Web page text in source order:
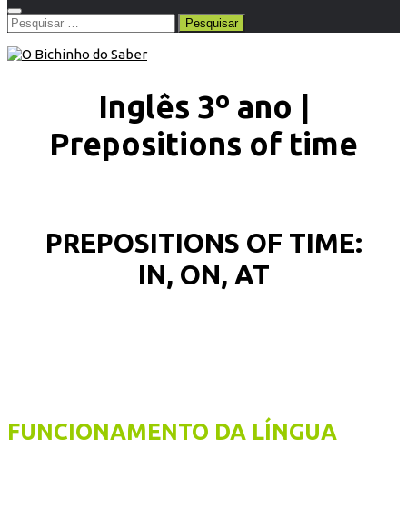
Pesquisar
por:
Inglês 3º ano |
Prepositions of time
PREPOSITIONS OF TIME:
IN, ON, AT
FUNCIONAMENTO DA LÍNGUA